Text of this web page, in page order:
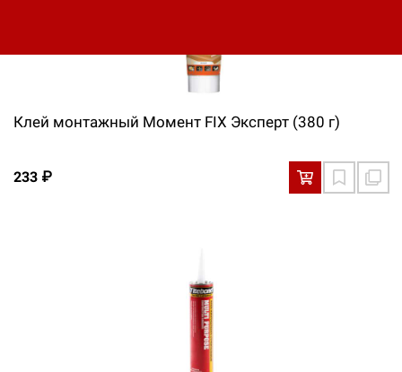
Клей монтажный Момент FIX Эксперт (380 г)
233 ₽